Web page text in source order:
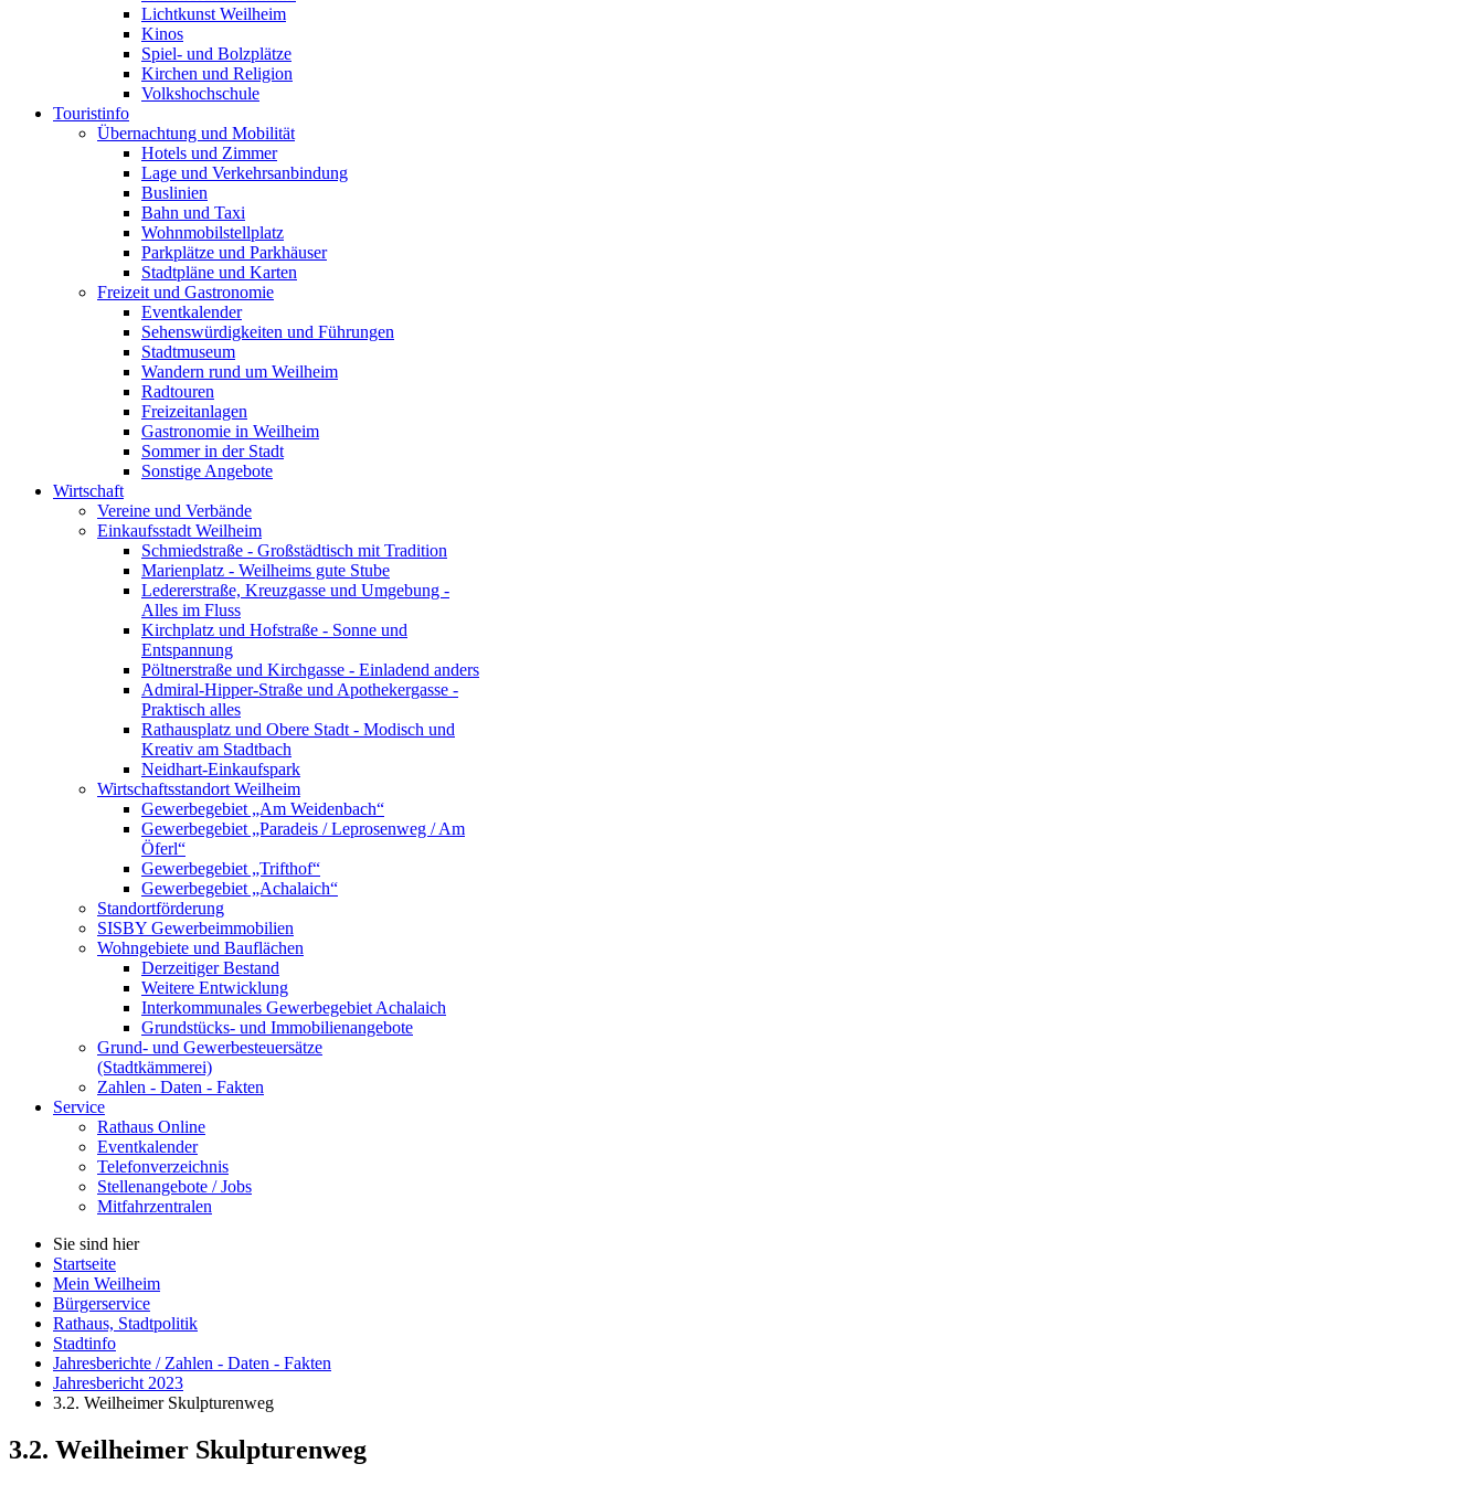
Lichtkunst Weilheim
Kinos
Spiel- und Bolzplätze
Kirchen und Religion
Volkshochschule
Touristinfo
Übernachtung und Mobilität
Hotels und Zimmer
Lage und Verkehrsanbindung
Buslinien
Bahn und Taxi
Wohnmobilstellplatz
Parkplätze und Parkhäuser
Stadtpläne und Karten
Freizeit und Gastronomie
Eventkalender
Sehenswürdigkeiten und Führungen
Stadtmuseum
Wandern rund um Weilheim
Radtouren
Freizeitanlagen
Gastronomie in Weilheim
Sommer in der Stadt
Sonstige Angebote
Wirtschaft
Vereine und Verbände
Einkaufsstadt Weilheim
Schmiedstraße - Großstädtisch mit Tradition
Marienplatz - Weilheims gute Stube
Ledererstraße, Kreuzgasse und Umgebung -
Alles im Fluss
Kirchplatz und Hofstraße - Sonne und
Entspannung
Pöltnerstraße und Kirchgasse - Einladend anders
Admiral-Hipper-Straße und Apothekergasse -
Praktisch alles
Rathausplatz und Obere Stadt - Modisch und
Kreativ am Stadtbach
Neidhart-Einkaufspark
Wirtschaftsstandort Weilheim
Gewerbegebiet „Am Weidenbach“
Gewerbegebiet „Paradeis / Leprosenweg / Am
Öferl“
Gewerbegebiet „Trifthof“
Gewerbegebiet „Achalaich“
Standortförderung
SISBY Gewerbeimmobilien
Wohngebiete und Bauflächen
Derzeitiger Bestand
Weitere Entwicklung
Interkommunales Gewerbegebiet Achalaich
Grundstücks- und Immobilienangebote
Grund- und Gewerbesteuersätze
(Stadtkämmerei)
Zahlen - Daten - Fakten
Service
Rathaus Online
Eventkalender
Telefonverzeichnis
Stellenangebote / Jobs
Mitfahrzentralen
Sie sind hier
Startseite
Mein Weilheim
Bürgerservice
Rathaus, Stadtpolitik
Stadtinfo
Jahresberichte / Zahlen - Daten - Fakten
Jahresbericht 2023
3.2. Weilheimer Skulpturenweg
3.2. Weilheimer Skulpturenweg